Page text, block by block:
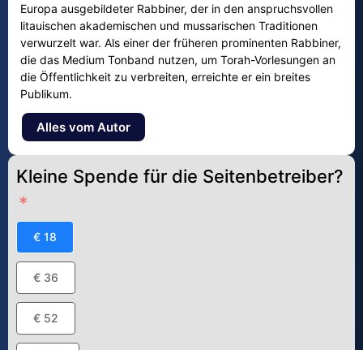
Europa ausgebildeter Rabbiner, der in den anspruchsvollen
litauischen akademischen und mussarischen Traditionen
verwurzelt war. Als einer der früheren prominenten Rabbiner,
die das Medium Tonband nutzen, um Torah-Vorlesungen an
die Öffentlichkeit zu verbreiten, erreichte er ein breites
Publikum.
Alles vom Autor
Kleine Spende für die Seitenbetreiber?
€ 18
€ 36
€ 52